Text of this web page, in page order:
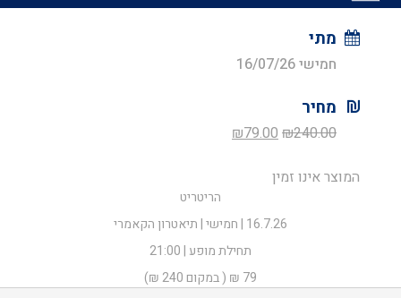
מתי
חמישי 16/07/26
מחיר
₪240.00
המחיר
היה:
₪79.00
₪79.00.
המוצר אינו זמין
הריטריט
16.7.26 | חמישי | תיאטרון הקאמרי
תחילת מופע | 21:00
79 ₪ ( במקום 240 ₪)